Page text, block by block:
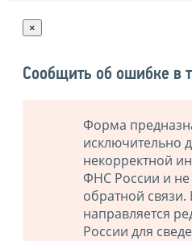
×
Сообщить об ошибке в
Форма
исключительно
некорректной
ФНС России и не
обратной
направляется
России для